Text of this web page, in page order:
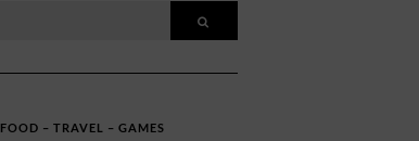
FOOD – TRAVEL – GAMES